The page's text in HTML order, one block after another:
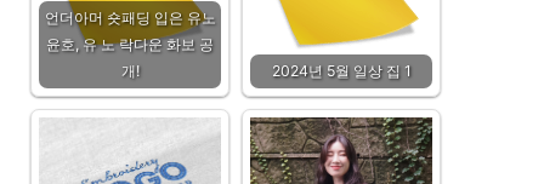
언더아머 숏패딩 입은 유노
윤호, 유 노 락다운 화보 공
개!
2024년 5월 일상 집 1